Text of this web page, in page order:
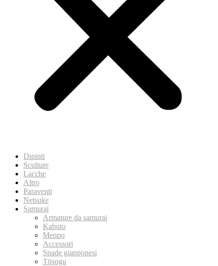
Dipinti
Sculture
Lacche
Altro
Paraventi
Netsuke
Samurai
Armature da samurai
Kabuto
Menpo
Accessori
Spade giapponesi
Tōsogu